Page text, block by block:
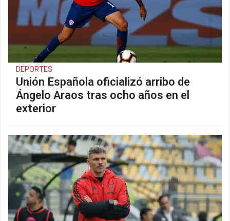
DEPORTES
Unión Española oficializó arribo de
Ángelo Araos tras ocho años en el
exterior